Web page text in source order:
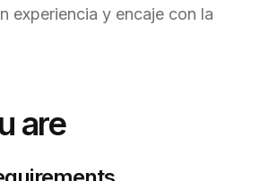
experiencia y encaje con la
are